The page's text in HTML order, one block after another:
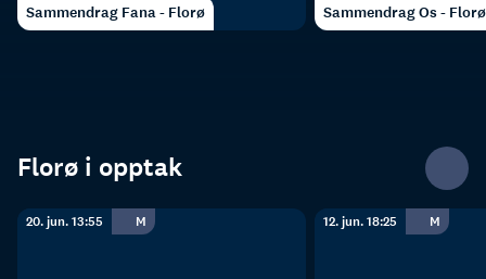
Sammendrag Fana - Florø Sammendrag Os - Florø
Florø i opptak
20. jun. 13:55 M 12. jun. 18:25 M